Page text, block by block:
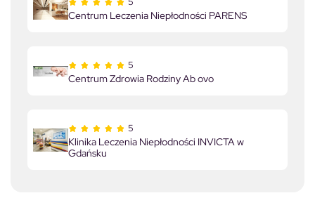
Centrum Leczenia Niepłodności PARENS
5
Centrum Zdrowia Rodziny Ab ovo
5
Klinika Leczenia Niepłodności INVICTA w
Gdańsku